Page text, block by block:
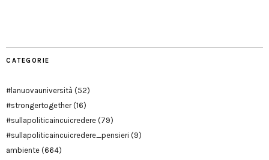
CATEGORIE
#lanuovauniversità (52)
#strongertogether(16)
#sullapoliticaincuicredere (79)
#sullapoliticaincuicredere_pensieri (9)
ambiente (664)